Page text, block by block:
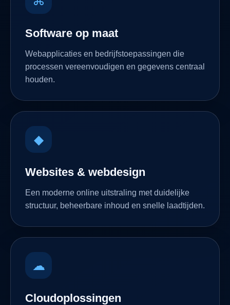
Software op maat
Webapplicaties en bedrijfstoepassingen die
processen vereenvoudigen en gegevens centraal
houden.
◆
Websites & webdesign
Een moderne online uitstraling met duidelijke
structuur, beheerbare inhoud en snelle laadtijden.
☁
Cloudoplossingen